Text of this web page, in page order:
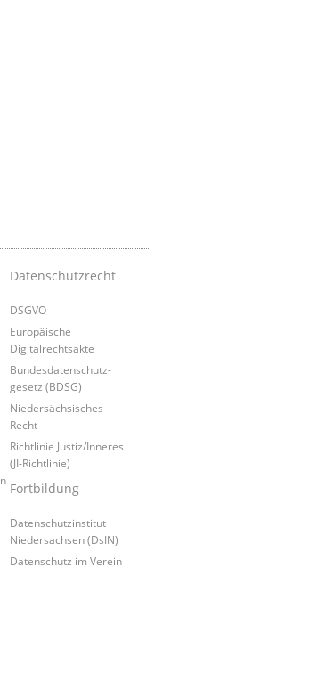
Datenschutzrecht
DSGVO
Europäische
Digitalrechtsakte
Bundesdatenschutz-
gesetz (BDSG)
Niedersächsisches
Recht
Richtlinie Justiz/Inneres
(JI-Richtlinie)
Fortbildung
Datenschutzinstitut
Niedersachsen (DsIN)
Datenschutz im Verein